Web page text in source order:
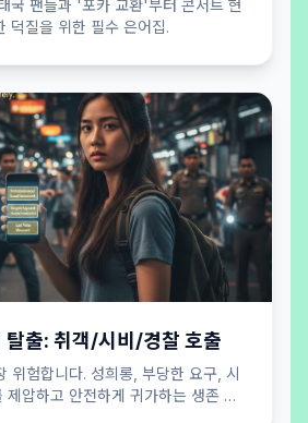
국 팬들과 '포카 교환'부터 콘서트 현
덕질을 위한 필수 은어집.
탈출: 취객/시비/경찰 호출
위험합니다. 성희롱, 부당한 요구, 시
제압하고 안전하게 귀가하는 생존 버